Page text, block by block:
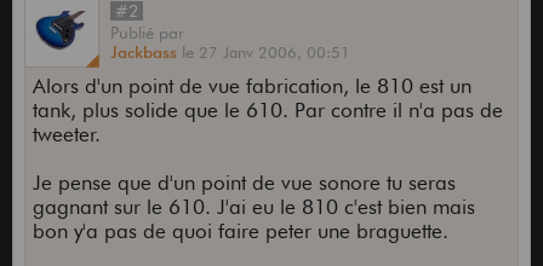
#2
Publié par
Jackbass le 27 Janv 2006, 00:51
Alors d'un point de vue fabrication, le 810 est un
tank, plus solide que le 610. Par contre il n'a pas de
tweeter.
Je pense que d'un point de vue sonore tu seras
gagnant sur le 610. J'ai eu le 810 c'est bien mais
bon y'a pas de quoi faire peter une braguette.